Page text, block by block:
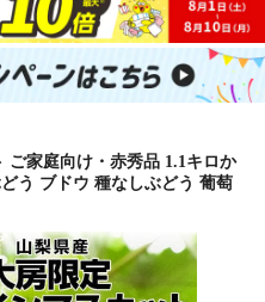
ご家庭向け・赤秀品 1.1キロか
う ブドウ 種なしぶどう 葡萄